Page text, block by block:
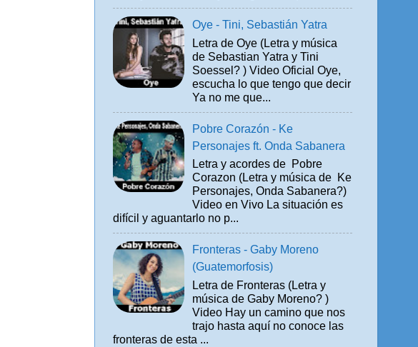
Oye - Tini, Sebastián Yatra
Letra de Oye (Letra y música
de Sebastian Yatra y Tini
Soessel? ) Video Oficial Oye,
escucha lo que tengo que decir
Ya no me que...
Pobre Corazón - Ke
Personajes ft. Onda Sabanera
Letra y acordes de Pobre
Corazon (Letra y música de Ke
Personajes, Onda Sabanera?)
Video en Vivo La situación es
difícil y aguantarlo no p...
Fronteras - Gaby Moreno
(Guatemorfosis)
Letra de Fronteras (Letra y
música de Gaby Moreno? )
Video Hay un camino que nos
trajo hasta aquí no conoce las
fronteras de esta ...